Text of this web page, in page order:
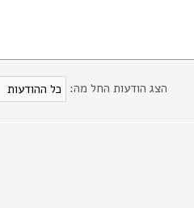
הצג הודעות החל מה: